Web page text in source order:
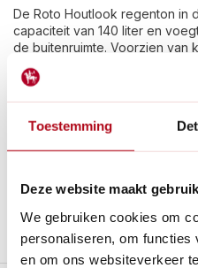
Toestemming
Deze website maakt
We gebruiken cookies om
personaliseren, om functies
en om ons websiteverkeer
De Roto Houtlook regenton in
capaciteit van 140 liter en
de buitenruimte. Voorzien van
Lees meer
Betaal achteraf met Riverty.
Gratis verzenden
vanaf €
14dagen bedenktijd
Nieuw:Haal je bestelling in
Stel een vraag over dit